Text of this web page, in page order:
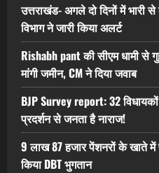
उत्तराखंड- अगले दो दिनों में भारी से
विभाग ने जारी किया अलर्ट
Rishabh pant की सीएम धामी से
मांगी जमीन, CM ने दिया जवाब
BJP Survey report: 32
प्रदर्शन से जनता है नाराज!
9 लाख 87 हजार पेंशनरों के खाते में
किया DBT भुगतान